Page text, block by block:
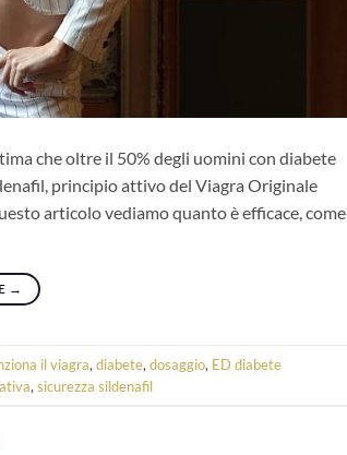
che oltre il 50% degli uomini con diabete
principio attivo del Viagra Originale
articolo vediamo quanto è efficace, come
→
il viagra, diabete, dosaggio, ED diabete
, sicurezza sildenafil